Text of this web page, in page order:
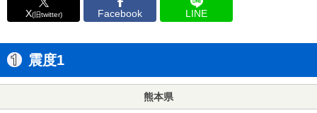
X(旧twitter) Facebook LINE
震度1
熊本県